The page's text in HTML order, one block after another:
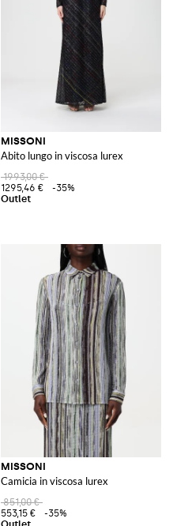
MISSONI
Abito lungo in viscosa lurex
1993,00 €
1295,46 €
-35%
MISSONI
Camicia in viscosa lurex
851,00 €
553,15 €
-35%